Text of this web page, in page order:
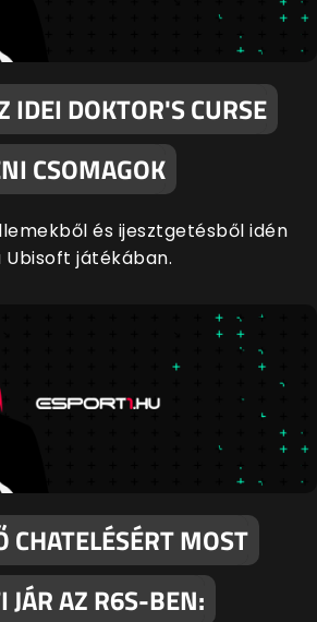
IDEI DOKTOR'S CURSE
CSOMAGOK
és ijesztgetésből idén
Ubisoft játékában.
CHATELÉSÉRT MOST
AZ R6S-BEN: